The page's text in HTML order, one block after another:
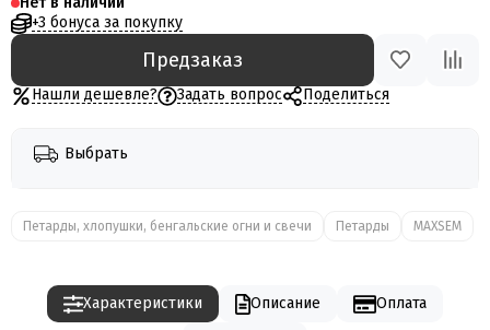
+3 бонуса за покупку
Предзаказ
Нашли дешевле? Задать вопрос Поделиться
Выбрать
Петарды, хлопушки, бенгальские огни и свечи Петарды MAXSEM
Характеристики Описание
Оплата